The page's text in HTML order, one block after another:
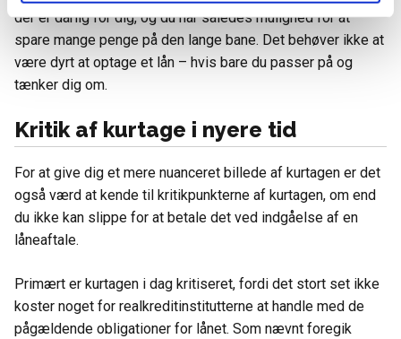
der er dårlig for dig, og du har således mulighed for at
spare mange penge på den lange bane. Det behøver ikke at
være dyrt at optage et lån – hvis bare du passer på og
tænker dig om.
Kritik af kurtage i nyere tid
For at give dig et mere nuanceret billede af kurtagen er det
også værd at kende til kritikpunkterne af kurtagen, om end
du ikke kan slippe for at betale det ved indgåelse af en
låneaftale.
Primært er kurtagen i dag kritiseret, fordi det stort set ikke
koster noget for realkreditinstitutterne at handle med de
pågældende obligationer for lånet. Som nævnt foregik